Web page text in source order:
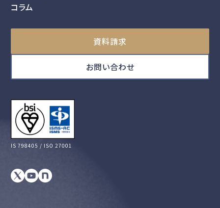
コラム
資料請求
お問い合わせ
IS 798405 / ISO 27001